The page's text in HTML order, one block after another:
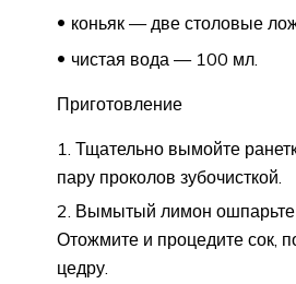
коньяк — две столовые
чистая вода — 100 мл.
Приготовление
Тщательно вымойте
пару проколов зубочисткой.
Вымытый лимон ошпарьте
Отожмите и процедите сок,
цедру.